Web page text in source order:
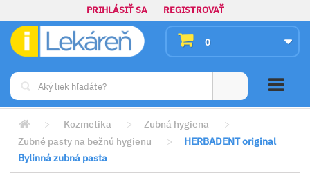
PRIHLÁSIŤ SA REGISTROVAŤ
0
> Kozmetika > Zubná hygiena
>
Zubné pasty na bežnú hygienu
>
HERBADENT original
Bylinná zubná pasta